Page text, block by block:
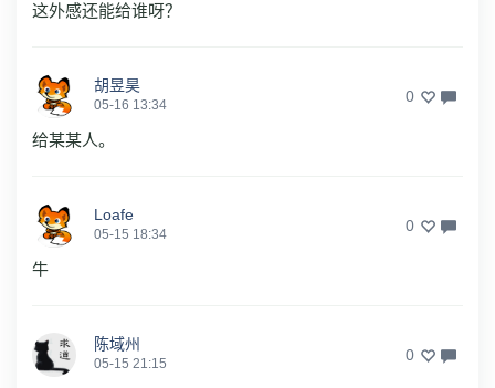
这外感还能给谁呀？
胡昱昊
05-16 13:34 0
给某某人。
Loafe
05-15 18:34 0
牛
陈域州
05-15 21:15 0